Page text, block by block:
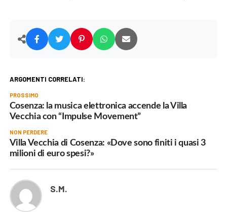
ARGOMENTI CORRELATI:
PROSSIMO
Cosenza: la musica elettronica accende la Villa
Vecchia con “Impulse Movement”
NON PERDERE
Villa Vecchia di Cosenza: «Dove sono finiti i quasi 3
milioni di euro spesi?»
S.M.